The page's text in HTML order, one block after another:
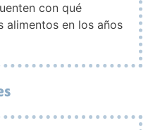
con qué
alimentos en los años